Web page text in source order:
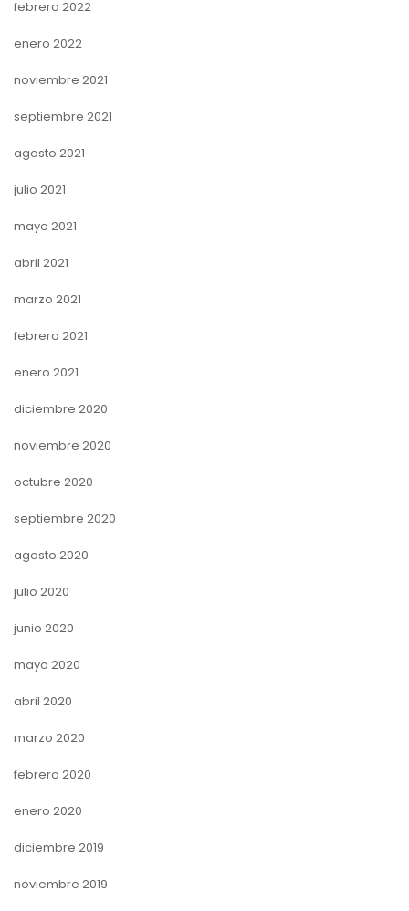
febrero 2022
enero 2022
noviembre 2021
septiembre 2021
agosto 2021
julio 2021
mayo 2021
abril 2021
marzo 2021
febrero 2021
enero 2021
diciembre 2020
noviembre 2020
octubre 2020
septiembre 2020
agosto 2020
julio 2020
junio 2020
mayo 2020
abril 2020
marzo 2020
febrero 2020
enero 2020
diciembre 2019
noviembre 2019